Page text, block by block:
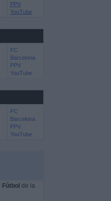
PPV
YouTube
FC
Barcelona
PPV
YouTube
FC
Barcelona
PPV
YouTube
Fútbol de la